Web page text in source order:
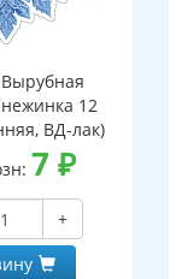
12
ВД-лак)
7 ₽
+